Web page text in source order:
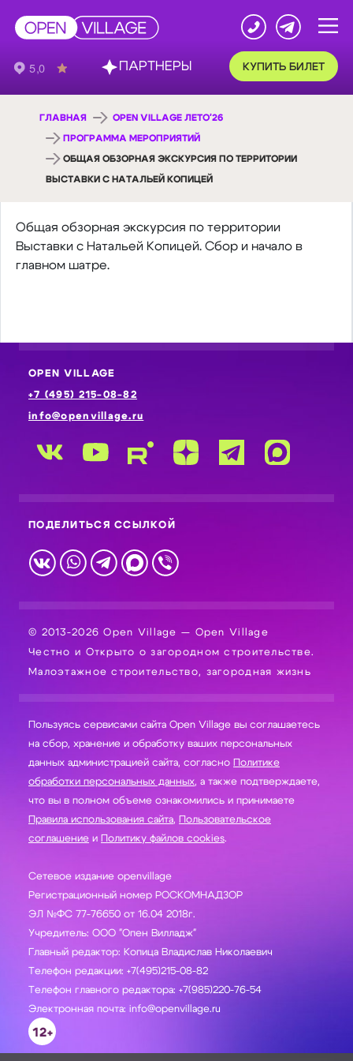
КУПИТЬ БИЛЕТ
ГЛАВНАЯ OPEN VILLAGE ЛЕТО'26
ПРОГРАММА МЕРОПРИЯТИЙ
ОБЩАЯ ОБЗОРНАЯ ЭКСКУРСИЯ ПО ТЕРРИТОРИИ
ВЫСТАВКИ С НАТАЛЬЕЙ КОПИЦЕЙ
Общая обзорная экскурсия по территории
Выставки с Натальей Копицей. Сбор и начало в
главном шатре.
OPEN VILLAGE
+7 (495) 215-08-82
info@openvillage.ru
ПОДЕЛИТЬСЯ ССЫЛКОЙ
© 2013-2026 Open Village — Open Village
Честно и Открыто о загородном строительстве.
Малоэтажное строительство, загородная жизнь
Пользуясь сервисами сайта Open Village вы соглашаетесь
на сбор, хранение и обработку ваших персональных
данных администрацией сайта, согласно Политике
обработки персональных данных, а также подтверждаете,
что вы в полном объеме ознакомились и принимаете
Правила использования сайта, Пользовательское
соглашение и Политику файлов cookies.
Сетевое издание openvillage
Регистрационный номер РОСКОМНАДЗОР
ЭЛ №ФС 77-76650 от 16.04 2018г.
Учредитель: ООО "Опен Вилладж"
Главный редактор: Копица Владислав Николаевич
Телефон редакции: +7(495)215-08-82
Телефон главного редактора: +7(985)220-76-54
Электронная почта: info@openvillage.ru
12+